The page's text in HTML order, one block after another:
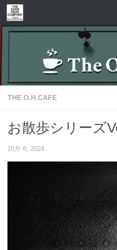
コンテンツへスキップ
THE O.H.CAFE
お散歩シリーズ
10月 8, 2024